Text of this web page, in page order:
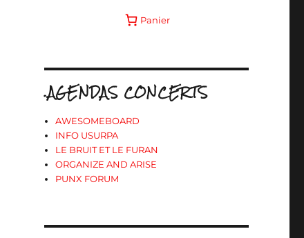
Panier
.AGENDAS CONCERTS
AWESOMEBOARD
INFO USURPA
LE BRUIT ET LE FURAN
ORGANIZE AND ARISE
PUNX FORUM